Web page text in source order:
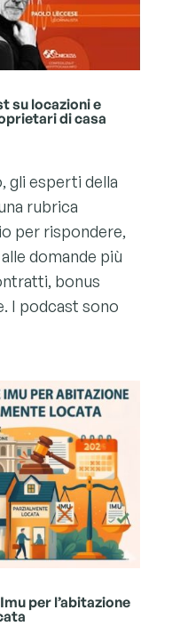
su locazioni e
di casa
gli esperti della
rubrica
per rispondere,
domande più
bonus
I podcast sono
per l’abitazione